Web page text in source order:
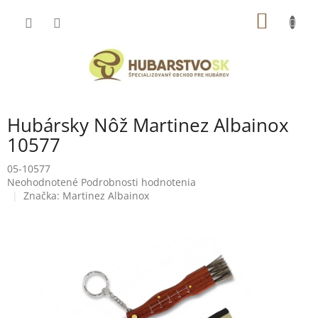
Hubársky Nôž Martinez Albainox
10577
05-10577
Priemerné
hodnotenie
Neohodnotené Podrobnosti hodnotenia
Značka: Martinez Albainox